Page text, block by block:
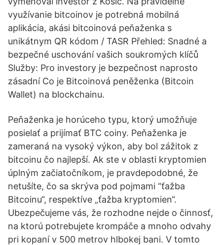
využívanie bitcoinov je potrebná mobilná
aplikácia, akási bitcoinová peňaženka s
unikátnym QR kódom / TASR Přehled: Snadné a
bezpečné uschování vašich soukromých klíčů
Služby: Pro investory je bezpečnost naprosto
zásadní Co je Bitcoinová peněženka (Bitcoin
Wallet) na blockchainu.
Peňaženka je horúceho typu, ktorý umožňuje
posielať a prijímať BTC coiny. Peňaženka je
zameraná na vysoký výkon, aby bol zážitok z
bitcoinu čo najlepší. Ak ste v oblasti kryptomien
úplným začiatočníkom, je pravdepodobné, že
netušíte, čo sa skrýva pod pojmami “ťažba
Bitcoinu“, respektíve „ťažba kryptomien“.
Ubezpečujeme vás, že rozhodne nejde o činnosť,
na ktorú potrebujete krompáče a mnoho odvahy
pri kopaní v 500 metrov hlbokej bani. V tomto